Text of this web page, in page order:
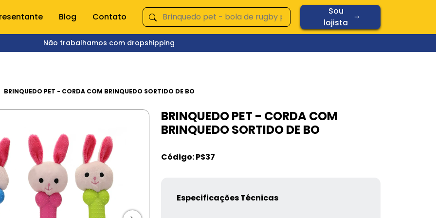
NOSSAS CATEGORIAS Ver todos os produtos
domésticas
e mixer
Queima de Estoque
Diamond
Oplaine
Organização
Blog Contato
Sou
lojista
Não trabalhamos com dropshipping
BRINQUEDO PET - CORDA COM BRINQUEDO SORTIDO DE BO
BRINQUEDO PET - CORDA COM
BRINQUEDO SORTIDO DE BO
Código: PS37
Especificações Técnicas